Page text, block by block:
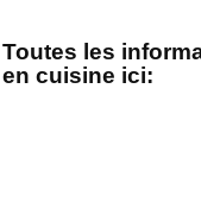
Toutes les
en cuisine ici: